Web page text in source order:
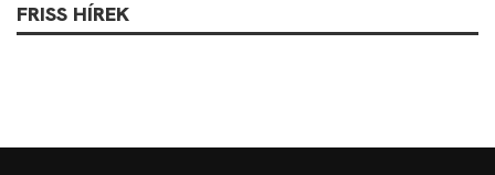
FRISS HÍREK